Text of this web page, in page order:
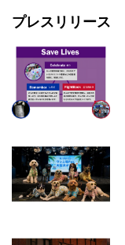
プレスリリース